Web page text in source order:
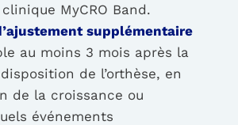
MyCRO Band.
supplémentaire
au moins 3 mois après la
de l’orthèse, en
de la croissance ou
événements